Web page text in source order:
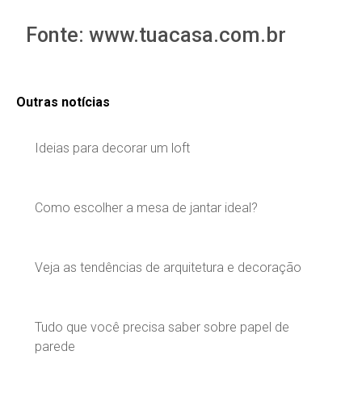
Outras notícias
Ideias para decorar um loft
Como escolher a mesa de jantar ideal?
Veja as tendências de arquitetura e decoração
Tudo que você precisa saber sobre papel de
parede
Fonte: www.tuacasa.com.br